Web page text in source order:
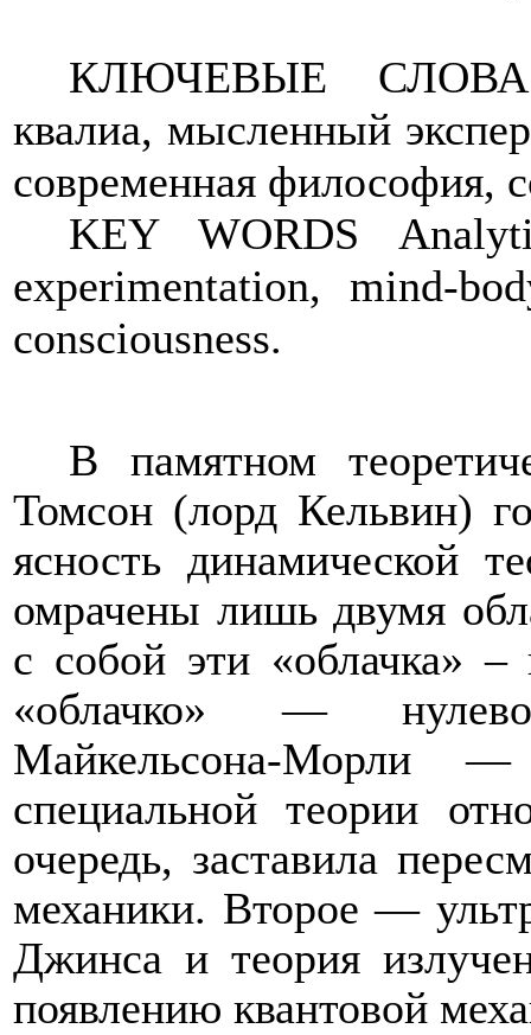
КЛЮЧЕВЫЕ СЛОВА
квалиа, мысленный
современная философия,
KEY WORDS
experimentation, mind-
consciousness.
В памятном
Томсон (лорд Кельвин)
ясность динамической
омрачены лишь двумя
с собой эти «облачка»
«облачко» —
Майкельсона-Морли
специальной теории
очередь, заставила
механики. Второе —
Джинса и теория
появлению квантовой